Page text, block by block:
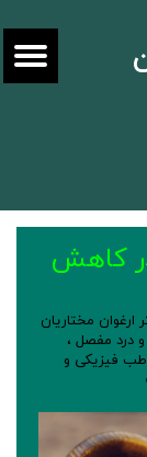
کاهش
ارغوان مختاریان
و درد مفصل ،
فیزیکی و